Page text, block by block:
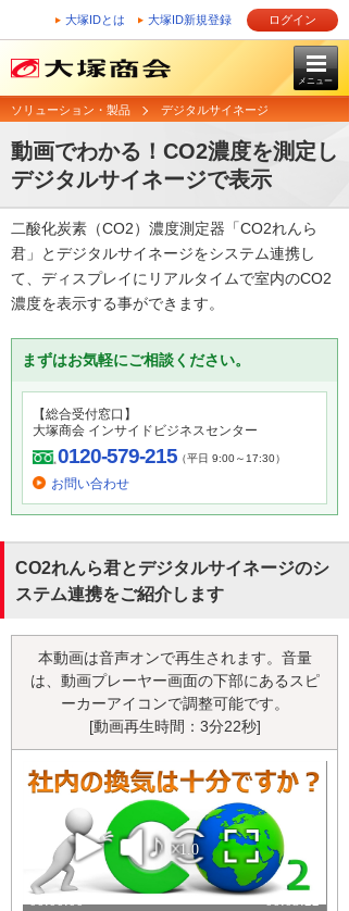
大塚IDとは 大塚ID新規登録 ログイン
メニュー
ソリューション・製品 デジタルサイネージ
動画でわかる！CO2濃度を測定し
デジタルサイネージで表示
二酸化炭素（CO2）濃度測定器「CO2れんら
君」とデジタルサイネージをシステム連携し
て、ディスプレイにリアルタイムで室内のCO2
濃度を表示する事ができます。
まずはお気軽にご相談ください。
【総合受付窓口】
大塚商会 インサイドビジネスセンター
0120-579-215（平日 9:00～17:30）
お問い合わせ
CO2れんら君とデジタルサイネージのシ
ステム連携をご紹介します
本動画は音声オンで再生されます。音量
は、動画プレーヤー画面の下部にあるスピ
ーカーアイコンで調整可能です。
[動画再生時間：3分22秒]